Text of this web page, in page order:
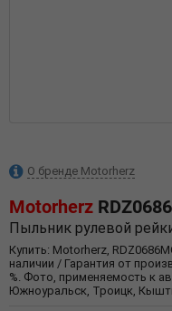
О бренде Motorherz
Motorherz
Пыльник рулевой
Купить: Motorherz,
наличии / Гарантия от
%. Фото, применяемость к
Южноуральск, Троицк,